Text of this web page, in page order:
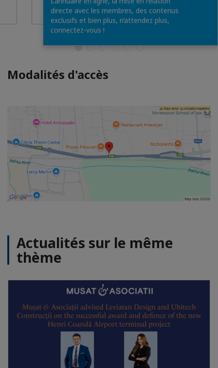
Modalités d'accès
Actualités sur le même
thème
directe avec les membres, des contenus
exclusifs et bien plus, n’attendez plus,
connectez-vous !